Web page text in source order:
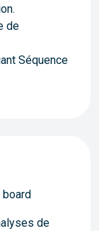
de
Séquence
de